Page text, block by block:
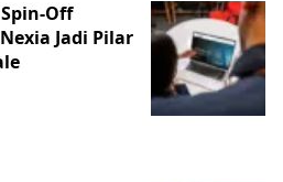
Off
Jadi Pilar